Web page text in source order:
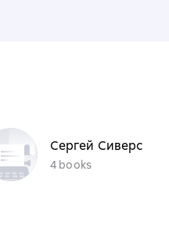
Сергей Сиверс
4 books